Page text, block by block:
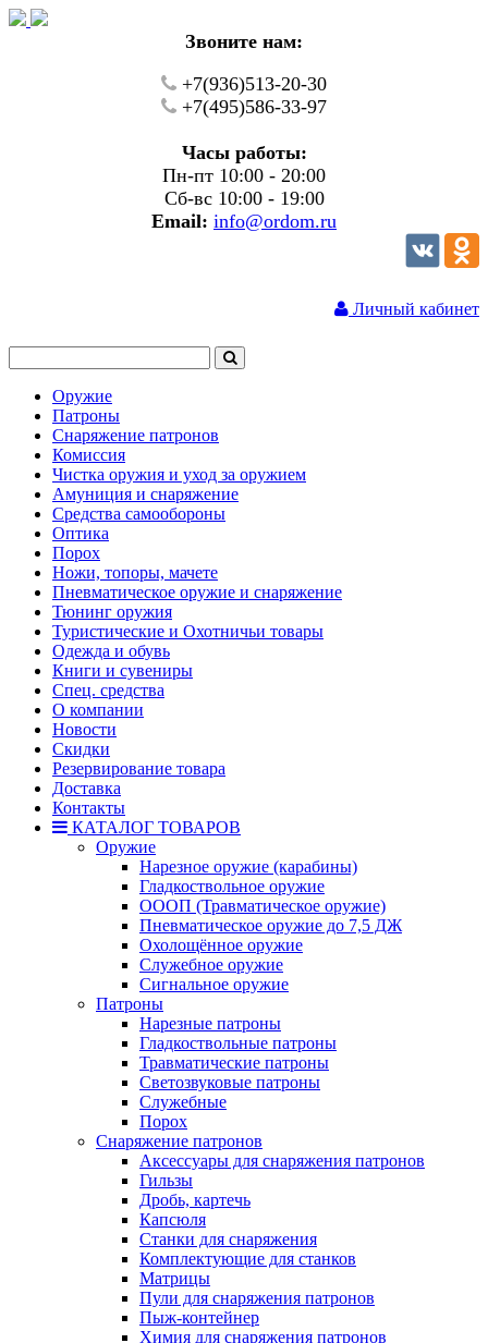
Звоните нам:
+7(936)513-20-30
+7(495)586-33-97
Часы работы:
Пн-пт 10:00 - 20:00
Сб-вс 10:00 - 19:00
Email: info@ordom.ru
Личный кабинет
Оружие
Патроны
Снаряжение патронов
Комиссия
Чистка оружия и уход за оружием
Амуниция и снаряжение
Средства самообороны
Оптика
Порох
Ножи, топоры, мачете
Пневматическое оружие и снаряжение
Тюнинг оружия
Туристические и Охотничьи товары
Одежда и обувь
Книги и сувениры
Спец. средства
О компании
Новости
Скидки
Резервирование товара
Доставка
Контакты
КАТАЛОГ ТОВАРОВ
Оружие
Нарезное оружие (карабины)
Гладкоствольное оружие
ОООП (Травматическое оружие)
Пневматическое оружие до 7,5 ДЖ
Охолощённое оружие
Служебное оружие
Сигнальное оружие
Патроны
Нарезные патроны
Гладкоствольные патроны
Травматические патроны
Светозвуковые патроны
Служебные
Порох
Снаряжение патронов
Аксессуары для снаряжения патронов
Гильзы
Дробь, картечь
Капсюля
Станки для снаряжения
Комплектующие для станков
Матрицы
Пули для снаряжения патронов
Пыж-контейнер
Химия для снаряжения патронов